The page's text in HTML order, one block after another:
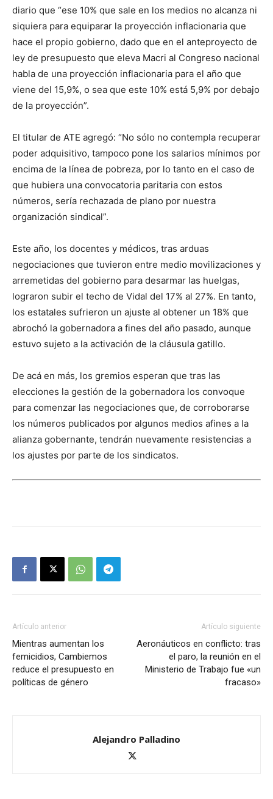
diario que “ese 10% que sale en los medios no alcanza ni
siquiera para equiparar la proyección inflacionaria que
hace el propio gobierno, dado que en el anteproyecto de
ley de presupuesto que eleva Macri al Congreso nacional
habla de una proyección inflacionaria para el año que
viene del 15,9%, o sea que este 10% está 5,9% por debajo
de la proyección”.
El titular de ATE agregó: “No sólo no contempla recuperar
poder adquisitivo, tampoco pone los salarios mínimos por
encima de la línea de pobreza, por lo tanto en el caso de
que hubiera una convocatoria paritaria con estos
números, sería rechazada de plano por nuestra
organización sindical”.
Este año, los docentes y médicos, tras arduas
negociaciones que tuvieron entre medio movilizaciones y
arremetidas del gobierno para desarmar las huelgas,
lograron subir el techo de Vidal del 17% al 27%. En tanto,
los estatales sufrieron un ajuste al obtener un 18% que
abrochó la gobernadora a fines del año pasado, aunque
estuvo sujeto a la activación de la cláusula gatillo.
De acá en más, los gremios esperan que tras las
elecciones la gestión de la gobernadora los convoque
para comenzar las negociaciones que, de corroborarse
los números publicados por algunos medios afines a la
alianza gobernante, tendrán nuevamente resistencias a
los ajustes por parte de los sindicatos.
Artículo anterior
Mientras aumentan los
femicidios, Cambiemos
reduce el presupuesto en
políticas de género
Artículo siguiente
Aeronáuticos en conflicto: tras
el paro, la reunión en el
Ministerio de Trabajo fue «un
fracaso»
Alejandro Palladino